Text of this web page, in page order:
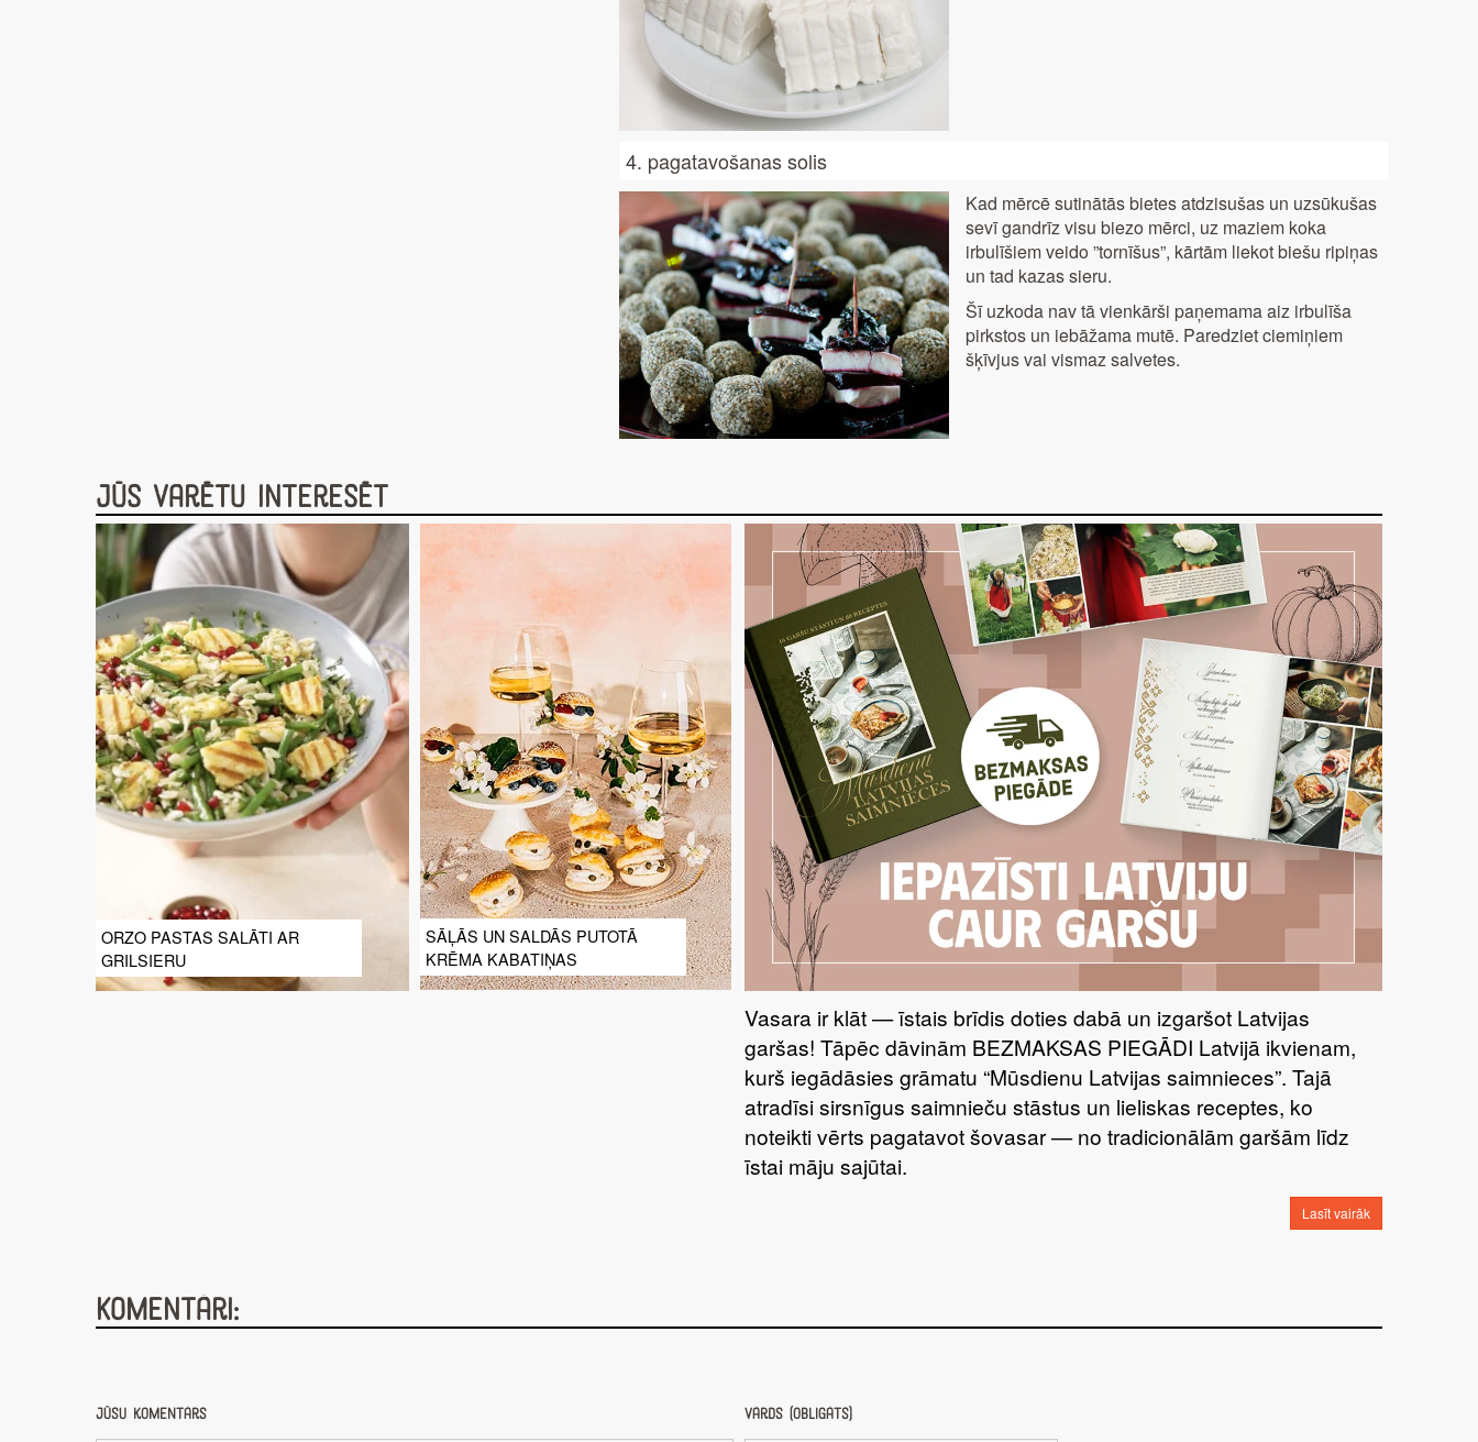
4. pagatavošanas solis
Kad mērcē sutinātās bietes atdzisušas un uzsūkušas
sevī gandrīz visu biezo mērci, uz maziem koka
irbulīšiem veido ”tornīšus”, kārtām liekot biešu ripiņas
un tad kazas sieru.
Šī uzkoda nav tā vienkārši paņemama aiz irbulīša
pirkstos un iebāžama mutē. Paredziet ciemiņiem
šķīvjus vai vismaz salvetes.
Jūs varētu interesēt
ORZO PASTAS SALĀTI AR
GRILSIERU
SĀĻĀS UN SALDĀS PUTOTĀ
KRĒMA KABATIŅAS
Vasara ir klāt — īstais brīdis doties dabā un izgaršot Latvijas
garšas! Tāpēc dāvinām BEZMAKSAS PIEGĀDI Latvijā ikvienam,
kurš iegādāsies grāmatu “Mūsdienu Latvijas saimnieces”. Tajā
atradīsi sirsnīgus saimnieču stāstus un lieliskas receptes, ko
noteikti vērts pagatavot šovasar — no tradicionālām garšām līdz
īstai māju sajūtai.
Lasīt vairāk
Komentāri:
Jūsu komentārs Vārds (obligāts)